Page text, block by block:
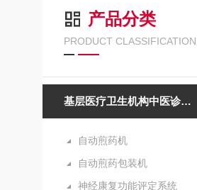
产品分类
PRODUCT CLASSIFICATION
基层医疗卫生机构中医诊疗区（中医馆）服务能力建设项目诊疗设备
自动煎药机
自动煎药包装机
神经康复功能评定系统